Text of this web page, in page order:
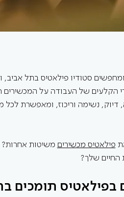
סטודיו פילאטיס בתל
הקלעים של העבודה על המכשירים
דיוק, נשימה וריכוז, ומאפשרת
פילאטיס מכשירים משיטות אחרות?
החיים שלך?
בפילאטיס תומכים